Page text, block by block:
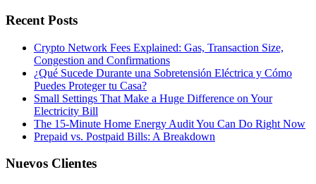
Recent Posts
Crypto Network Fees Explained: Gas, Transaction Size,
Congestion and Confirmations
¿Qué Sucede Durante una Sobretensión Eléctrica y Cómo
Puedes Proteger tu Casa?
Small Settings That Make a Huge Difference on Your
Electricity Bill
The 15-Minute Home Energy Audit You Can Do Right Now
Prepaid vs. Postpaid Bills: A Breakdown
Nuevos Clientes